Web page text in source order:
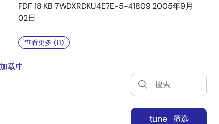
PDF 18 KB 7WDXRDKU4E7E-5-41809 2005年9月
02日
查看更多 (11)
加载中
tune 筛选